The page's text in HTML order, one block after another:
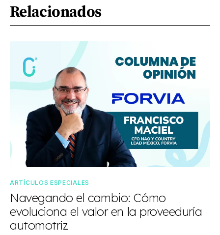
Relacionados
ARTÍCULOS ESPECIALES
Navegando el cambio: Cómo
evoluciona el valor en la proveeduría
automotriz